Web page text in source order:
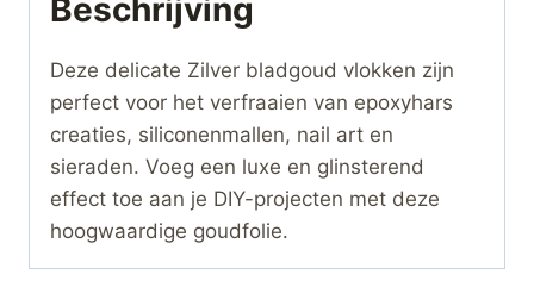
Beschrijving
Deze delicate Zilver bladgoud vlokken zijn
perfect voor het verfraaien van epoxyhars
creaties, siliconenmallen, nail art en
sieraden. Voeg een luxe en glinsterend
effect toe aan je DIY-projecten met deze
hoogwaardige goudfolie.